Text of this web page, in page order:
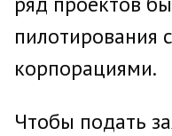
пилотирования
корпорациями.
Чтобы подать